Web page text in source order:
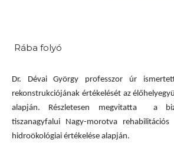
Rába folyó
Dr. Dévai György professzor úr
rekonstrukciójának értékelését az
alapján. Részletesen megvitatta a
tiszanagyfalui Nagy-morotva rehabilitációs
hidroökológiai értékelése alapján.